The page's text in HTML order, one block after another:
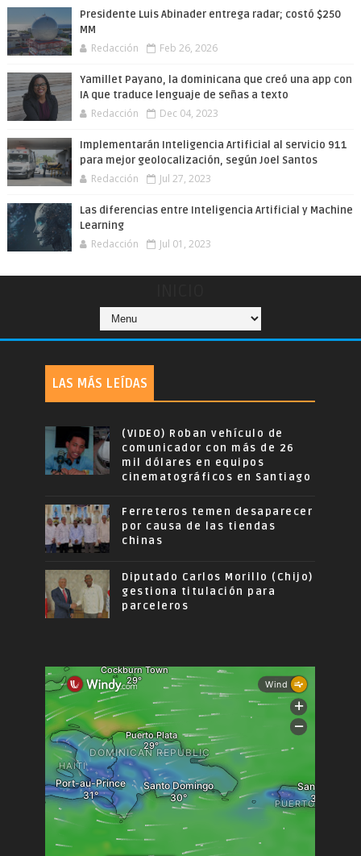
Presidente Luis Abinader entrega radar; costó $250
MM
Redacción Feb 26, 2026
Yamillet Payano, la dominicana que creó una app con
IA que traduce lenguaje de señas a texto
Redacción Dec 04, 2023
Implementarán Inteligencia Artificial al servicio 911
para mejor geolocalización, según Joel Santos
Redacción Jul 27, 2023
Las diferencias entre Inteligencia Artificial y Machine
Learning
Redacción Jul 01, 2023
LAS MÁS LEÍDAS
(VIDEO) Roban vehículo de
comunicador con más de 26
mil dólares en equipos
cinematográficos en Santiago
Ferreteros temen desaparecer
por causa de las tiendas
chinas
Diputado Carlos Morillo (Chijo)
gestiona titulación para
parceleros